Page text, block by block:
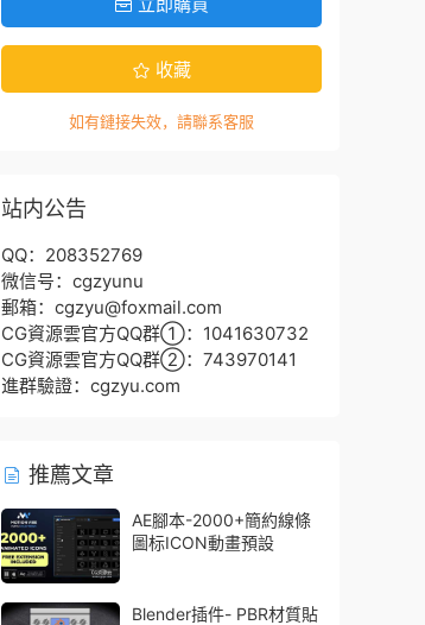
收藏
如有鏈接失效，請聯系客服
站内公告
QQ：208352769
微信号：cgzyunu
郵箱：cgzyu@foxmail.com
CG資源雲官方QQ群①：1041630732
CG資源雲官方QQ群②：743970141
進群驗證：cgzyu.com
推薦文章
AE腳本-2000+簡約線條
圖标ICON動畫預設
Blender插件- PBR材質貼